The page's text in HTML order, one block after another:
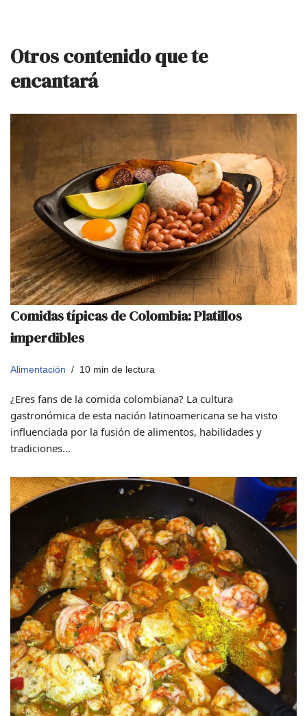
Otros contenido que te
encantará
Comidas típicas de Colombia: Platillos
imperdibles
Alimentación 10 min de lectura
¿Eres fans de la comida colombiana? La cultura
gastronómica de esta nación latinoamericana se ha visto
influenciada por la fusión de alimentos, habilidades y
tradiciones…